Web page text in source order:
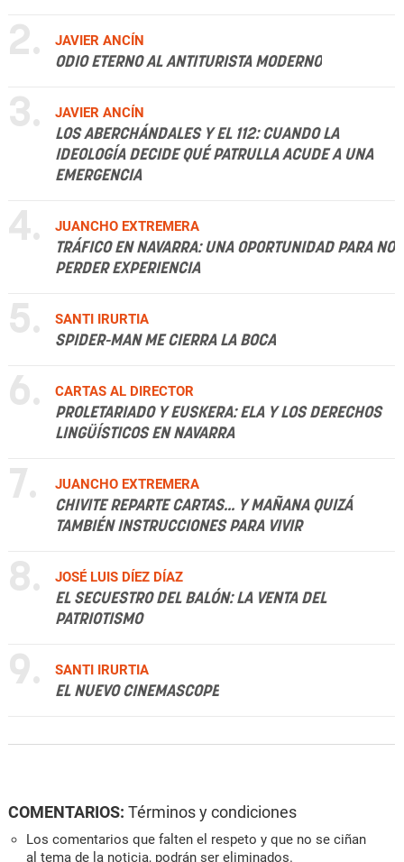
2.
JAVIER ANCÍN
ODIO ETERNO AL ANTITURISTA MODERNO
3.
JAVIER ANCÍN
LOS ABERCHÁNDALES Y EL 112: CUANDO LA
IDEOLOGÍA DECIDE QUÉ PATRULLA ACUDE A UNA
EMERGENCIA
4.
JUANCHO EXTREMERA
TRÁFICO EN NAVARRA: UNA OPORTUNIDAD PARA NO
PERDER EXPERIENCIA
5.
SANTI IRURTIA
SPIDER-MAN ME CIERRA LA BOCA
6.
CARTAS AL DIRECTOR
PROLETARIADO Y EUSKERA: ELA Y LOS DERECHOS
LINGÜÍSTICOS EN NAVARRA
7.
JUANCHO EXTREMERA
CHIVITE REPARTE CARTAS... Y MAÑANA QUIZÁ
TAMBIÉN INSTRUCCIONES PARA VIVIR
8.
JOSÉ LUIS DÍEZ DÍAZ
EL SECUESTRO DEL BALÓN: LA VENTA DEL
PATRIOTISMO
9.
SANTI IRURTIA
EL NUEVO CINEMASCOPE
COMENTARIOS: Términos y condiciones
Los comentarios que falten el respeto y que no se ciñan
al tema de la noticia, podrán ser eliminados.